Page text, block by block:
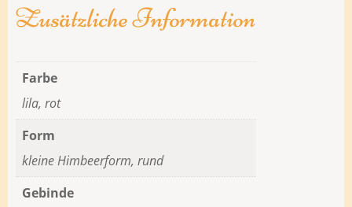
Zusätzliche Information
Farbe
lila, rot
Form
kleine Himbeerform, rund
Gebinde